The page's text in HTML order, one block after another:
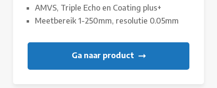
AMVS, Triple Echo en Coating plus+
Meetbereik 1-250mm, resolutie 0.05mm
Ga naar product